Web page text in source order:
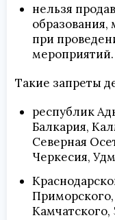
нельзя
образования,
при
мероприятий.
Такие запреты
республик
Балкария,
Северная
Черкесия,
Приморского,
Камчатского,